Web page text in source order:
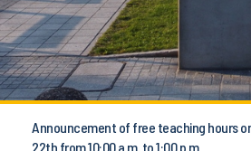
Announcement of free teaching hours
22th from 10:00 a.m. to 1:00 p.m.